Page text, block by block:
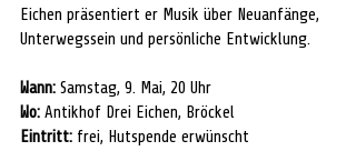
Eichen präsentiert er Musik über Neuanfänge,
Unterwegssein und persönliche Entwicklung.
Wann: Samstag, 9. Mai, 20 Uhr
Wo: Antikhof Drei Eichen, Bröckel
Eintritt: frei, Hutspende erwünscht